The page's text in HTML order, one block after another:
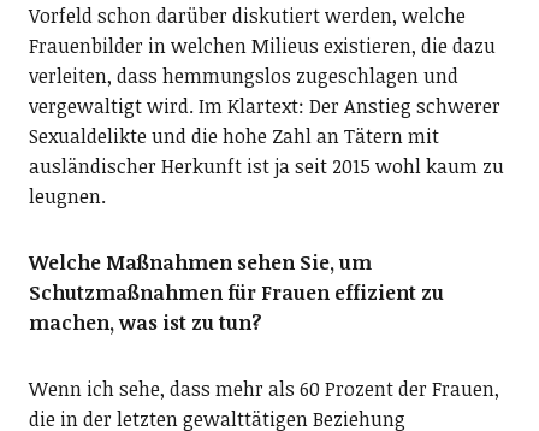
Vorfeld schon darüber diskutiert werden, welche
Frauenbilder in welchen Milieus existieren, die dazu
verleiten, dass hemmungslos zugeschlagen und
vergewaltigt wird. Im Klartext: Der Anstieg schwerer
Sexualdelikte und die hohe Zahl an Tätern mit
ausländischer Herkunft ist ja seit 2015 wohl kaum zu
leugnen.
Welche Maßnahmen sehen Sie, um
Schutzmaßnahmen für Frauen effizient zu
machen, was ist zu tun?
Wenn ich sehe, dass mehr als 60 Prozent der Frauen,
die in der letzten gewalttätigen Beziehung